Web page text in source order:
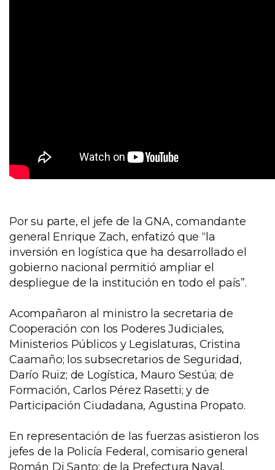
Por su parte, el jefe de la GNA, comandante
general Enrique Zach, enfatizó que “la
inversión en logística que ha desarrollado el
gobierno nacional permitió ampliar el
despliegue de la institución en todo el país”.
Acompañaron al ministro la secretaria de
Cooperación con los Poderes Judiciales,
Ministerios Públicos y Legislaturas, Cristina
Caamaño; los subsecretarios de Seguridad,
Darío Ruiz; de Logística, Mauro Sestúa; de
Formación, Carlos Pérez Rasetti; y de
Participación Ciudadana, Agustina Propato.
En representación de las fuerzas asistieron los
jefes de la Policía Federal, comisario general
Román Di Santo; de la Prefectura Naval,